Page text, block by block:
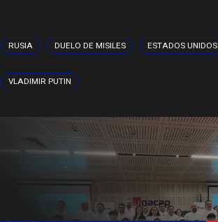
RUSIA DUELO DE MISILES ESTADOS UNIDOS
VLADIMIR PUTIN